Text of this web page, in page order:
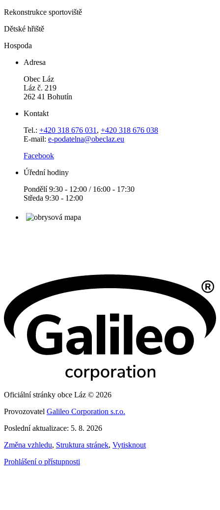
Rekonstrukce sportoviště
Dětské hřiště
Hospoda
Adresa
Obec Láz
Láz č. 219
262 41 Bohutín
Kontakt
Tel.: +420 318 676 031 , +420 318 676 038
E-mail: e-podatelna@obeclaz.eu
Facebook
Úřední hodiny
Pondělí 9:30 - 12:00 / 16:00 - 17:30
Středa 9:30 - 12:00
Oficiální stránky obce Láz © 2026
Provozovatel Galileo Corporation s.r.o.
Poslední aktualizace: 5. 8. 2026
Změna vzhledu, Struktura stránek, Vytisknout
Prohlášení o přístupnosti